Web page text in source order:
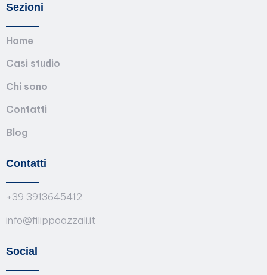
Sezioni
Home
Casi studio
Chi sono
Contatti
Blog
Contatti
+39 3913645412
info@filippoazzali.it
Social